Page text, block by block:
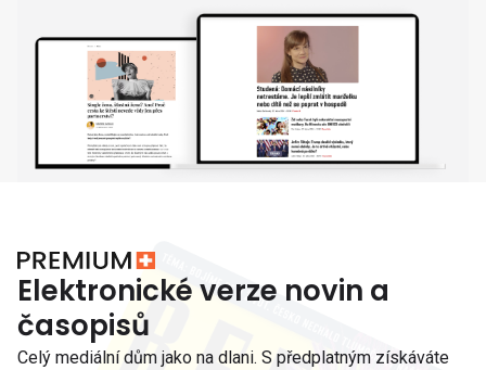
Elektronické verze novin a
časopisů
Celý mediální dům jako na dlani. S předplatným získáváte